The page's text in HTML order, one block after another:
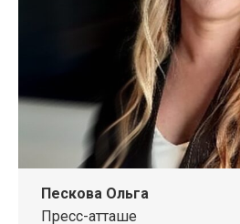
Пескова Ольга
Пресс-атташе